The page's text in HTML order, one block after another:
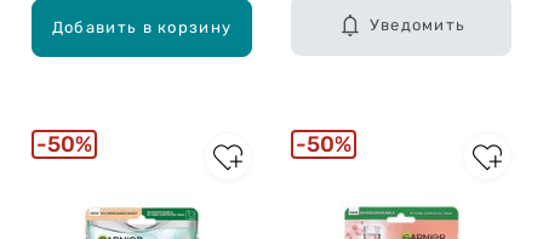
Добавить в корзину Уведомить
50% 50%